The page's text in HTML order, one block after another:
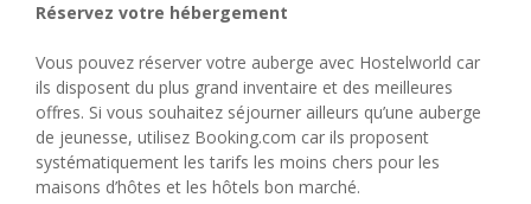
Réservez votre hébergement
Vous pouvez réserver votre auberge avec Hostelworld car
ils disposent du plus grand inventaire et des meilleures
offres. Si vous souhaitez séjourner ailleurs qu’une auberge
de jeunesse, utilisez Booking.com car ils proposent
systématiquement les tarifs les moins chers pour les
maisons d’hôtes et les hôtels bon marché.